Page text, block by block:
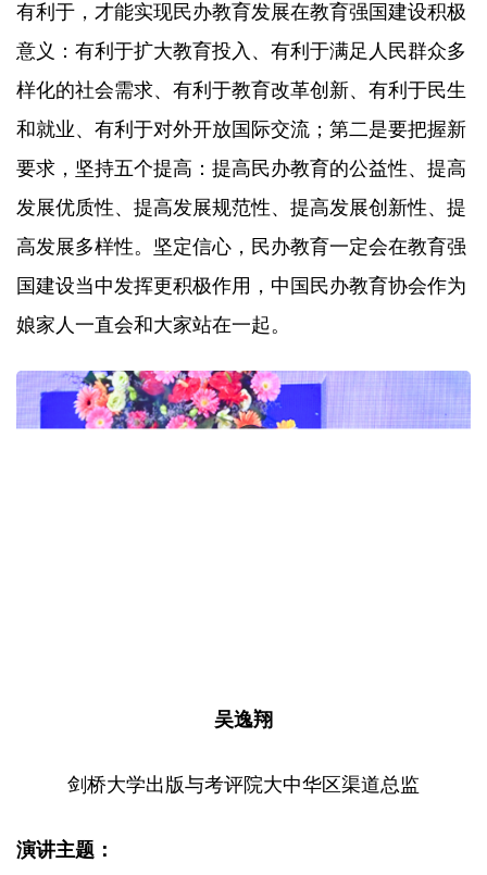
有利于，才能实现民办教育发展在教育强国建设积极
意义：有利于扩大教育投入、有利于满足人民群众多
样化的社会需求、有利于教育改革创新、有利于民生
和就业、有利于对外开放国际交流；第二是要把握新
要求，坚持五个提高：提高民办教育的公益性、提高
发展优质性、提高发展规范性、提高发展创新性、提
高发展多样性。坚定信心，民办教育一定会在教育强
国建设当中发挥更积极作用，中国民办教育协会作为
娘家人一直会和大家站在一起。
吴逸翔
剑桥大学出版与考评院大中华区渠道总监
演讲主题：